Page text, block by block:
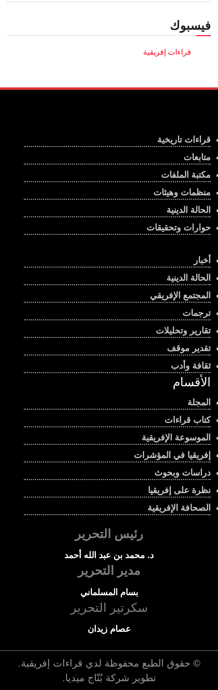
فيسبوك
قراءات تاريخية
متابعات
مكتبة الملفات
منظمات وهيئات
الحالة الدينية
حوارات وتحقيقات
أخبار
الحالة الدينية
المجتمع الإفريقي
ترجمات
تقارير وتحليلات
تقدير موقف
ثقافة وأدب
الأقسام
المجلة
كتاب قراءات
الموسوعة الإفريقية
إفريقيا في المؤشرات
دراسات وبحوث
نظرة على إفريقيا
الصحافة الإفريقية
رئيس التحرير
د. محمد بن عبد الله أحمد
مدير التحرير
بسام المسلماني
سكرتير التحرير
عصام زيدان
© حقوق الطبع محفوظة لدي قراءات إفريقية.
تطوير شركةبُنّاج ميديا.